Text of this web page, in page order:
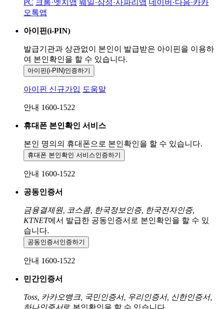
PC 크롬·엣지앱 웨일·삼성·사파리앱 네이버·다음·카카
오톡앱
아이핀(i-PIN)
발급기관과 상관없이 본인이 발급받은 아이핀을 이용하
여 본인확인을 할 수 있습니다.
아이핀(i-PIN)인증하기
아이핀 신규가입 도움말
안내 1600-1522
휴대폰 본인확인 서비스
본인 명의의 휴대폰으로 본인확인을 할 수 있습니다.
휴대폰 본인확인 서비스인증하기
안내 1600-1522
공동인증서
금융결제원, 코스콤, 한국정보인증, 한국전자인증,
KTNET에서 발급한 공동인증서로 본인확인을 할 수 있
습니다.
공동인증서 인증하기
안내 1600-1522
민간인증서
Toss, 카카오뱅크, 국민인증서, 우리인증서, 신한인증서,